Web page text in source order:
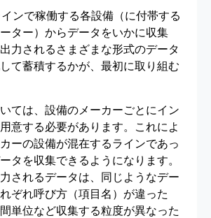
ンで稼働する各設備（に付帯する
ター）からデータをいかに収集
力されるさまざまな形式のデータ
て蓄積するかが、最初に取り組む
ては、設備のメーカーごとにイン
意する必要があります。これによ
ーの設備が混在するラインであっ
タを収集できるようになります。
されるデータは、同じようなデー
ぞれ呼び方（項目名）が違った
単位など収集する粒度が異なった